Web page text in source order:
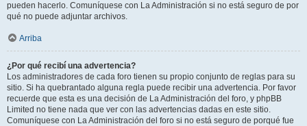
pueden hacerlo. Comuníquese con La Administración si no está seguro de por
qué no puede adjuntar archivos.
Arriba
¿Por qué recibí una advertencia?
Los administradores de cada foro tienen su propio conjunto de reglas para su
sitio. Si ha quebrantado alguna regla puede recibir una advertencia. Por favor
recuerde que esta es una decisión de La Administración del foro, y phpBB
Limited no tiene nada que ver con las advertencias dadas en este sitio.
Comuníquese con La Administración del foro si no está seguro de porqué fue